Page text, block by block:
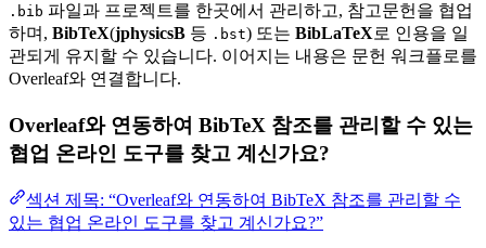
.bib 파일과 프로젝트를 한곳에서 관리하고, 참고문헌을 협업
하며, BibTeX(jphysicsB 등 .bst) 또는 BibLaTeX로 인용을 일
관되게 유지할 수 있습니다. 이어지는 내용은 문헌 워크플로를
Overleaf와 연결합니다.
Overleaf와 연동하여 BibTeX 참조를 관리할 수 있는
협업 온라인 도구를 찾고 계신가요?
섹션 제목: “Overleaf와 연동하여 BibTeX 참조를 관리할 수
있는 협업 온라인 도구를 찾고 계신가요?”